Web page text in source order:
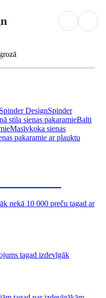
DesignSpinder
stila sienas pakaramieBalti
Masīvkoka sienas
pakaramie ar plauktu
nekā 10 000 preču tagad ar
tagad izdevīgāk